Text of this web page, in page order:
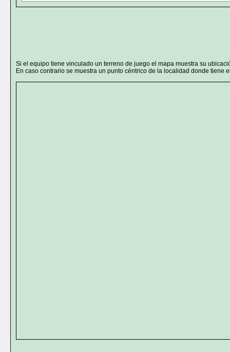
Si el equipo tiene vinculado un terreno de juego el mapa muestra su
En caso contrario se muestra un punto céntrico de la localidad donde tiene